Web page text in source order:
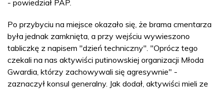
- powiedział PAP.
Po przybyciu na miejsce okazało się, że brama cmentarza
była jednak zamknięta, a przy wejściu wywieszono
tabliczkę z napisem "dzień techniczny". "Oprócz tego
czekali na nas aktywiści putinowskiej organizacji Młoda
Gwardia, którzy zachowywali się agresywnie" -
zaznaczył konsul generalny. Jak dodał, aktywiści mieli ze